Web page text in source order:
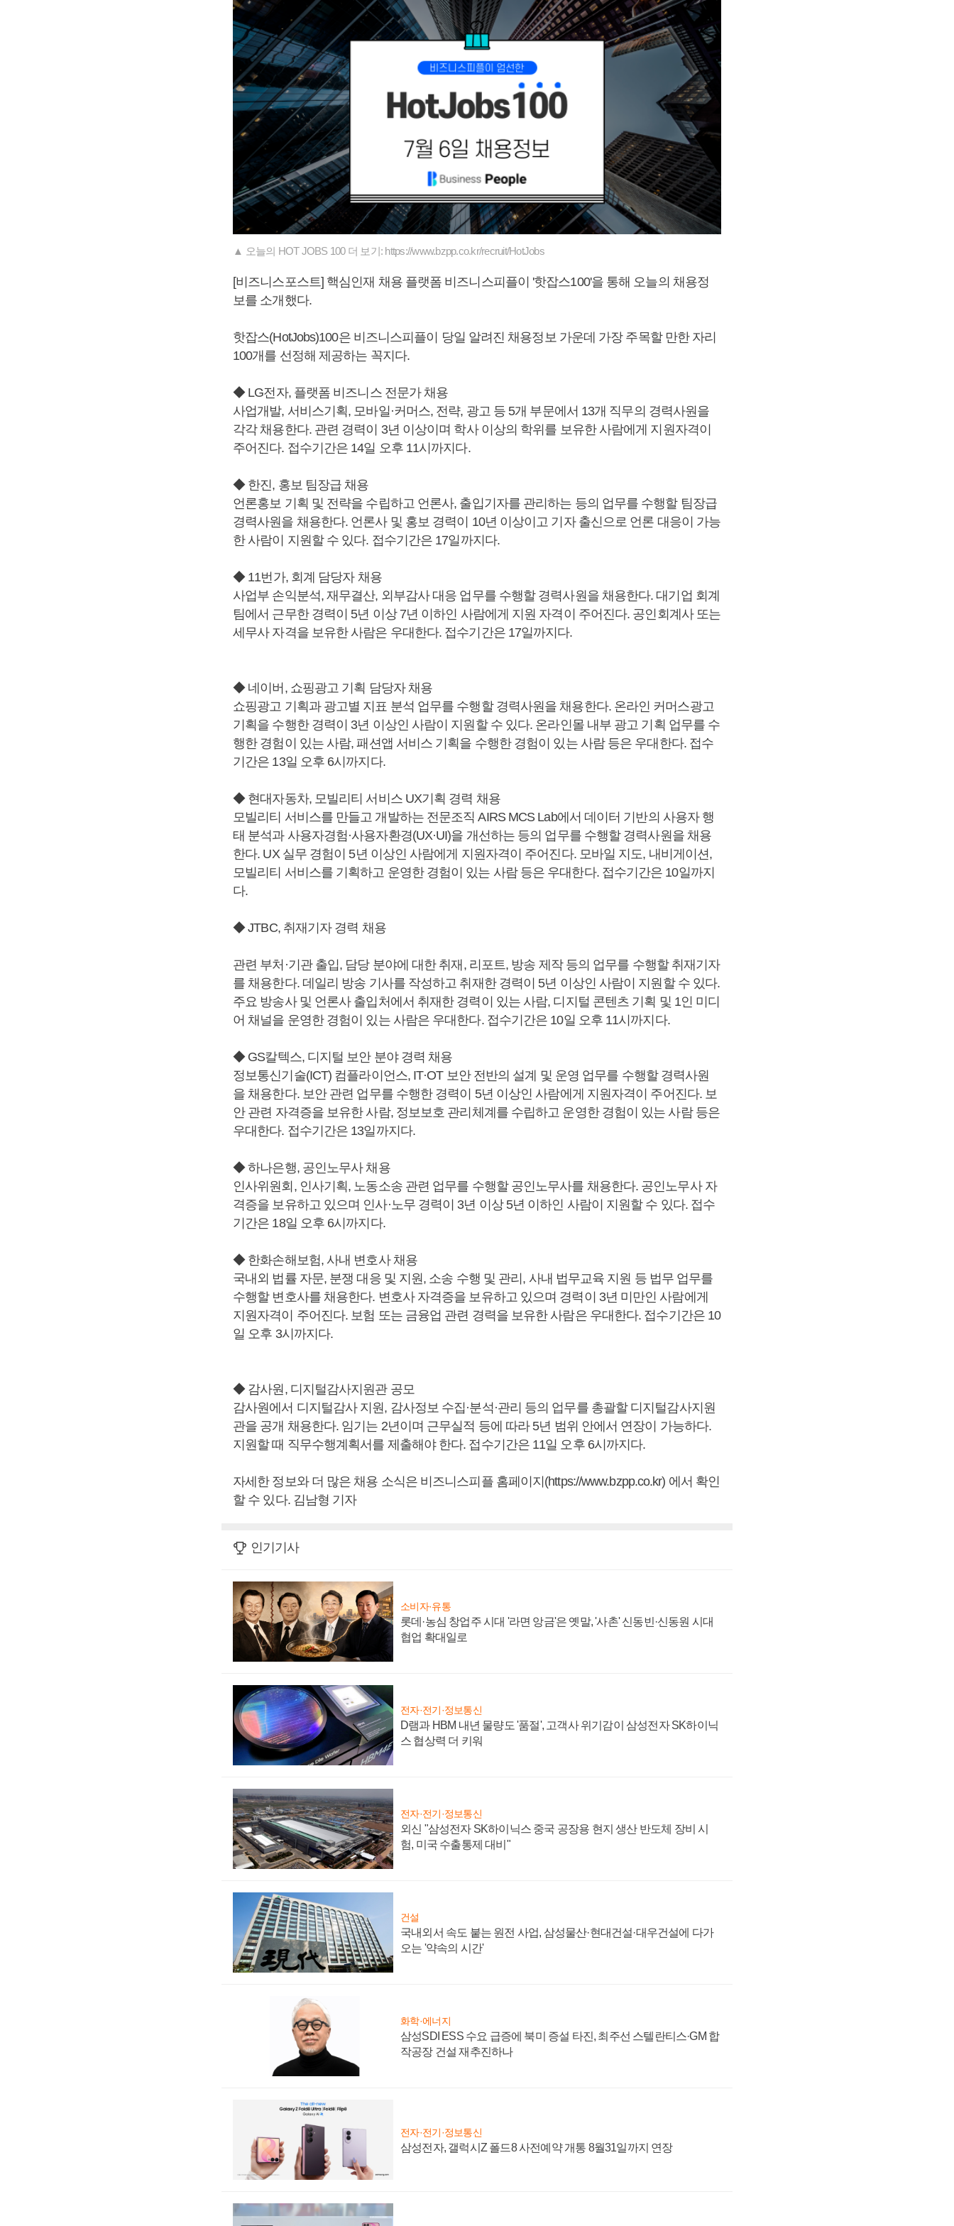
▲ 오늘의 HOT JOBS 100 더 보기: https://www.bzpp.co.kr/recruit/HotJobs
[비즈니스포스트] 핵심인재 채용 플랫폼 비즈니스피플이 '핫잡스100'을 통해 오늘의 채용정
보를 소개했다.
핫잡스(HotJobs)100은 비즈니스피플이 당일 알려진 채용정보 가운데 가장 주목할 만한 자리
100개를 선정해 제공하는 꼭지다.
◆ LG전자, 플랫폼 비즈니스 전문가 채용
사업개발, 서비스기획, 모바일·커머스, 전략, 광고 등 5개 부문에서 13개 직무의 경력사원을
각각 채용한다. 관련 경력이 3년 이상이며 학사 이상의 학위를 보유한 사람에게 지원자격이
주어진다. 접수기간은 14일 오후 11시까지다.
◆ 한진, 홍보 팀장급 채용
언론홍보 기획 및 전략을 수립하고 언론사, 출입기자를 관리하는 등의 업무를 수행할 팀장급
경력사원을 채용한다. 언론사 및 홍보 경력이 10년 이상이고 기자 출신으로 언론 대응이 가능
한 사람이 지원할 수 있다. 접수기간은 17일까지다.
◆ 11번가, 회계 담당자 채용
사업부 손익분석, 재무결산, 외부감사 대응 업무를 수행할 경력사원을 채용한다. 대기업 회계
팀에서 근무한 경력이 5년 이상 7년 이하인 사람에게 지원 자격이 주어진다. 공인회계사 또는
세무사 자격을 보유한 사람은 우대한다. 접수기간은 17일까지다.
◆ 네이버, 쇼핑광고 기획 담당자 채용
쇼핑광고 기획과 광고별 지표 분석 업무를 수행할 경력사원을 채용한다. 온라인 커머스광고
기획을 수행한 경력이 3년 이상인 사람이 지원할 수 있다. 온라인몰 내부 광고 기획 업무를 수
행한 경험이 있는 사람, 패션앱 서비스 기획을 수행한 경험이 있는 사람 등은 우대한다. 접수
기간은 13일 오후 6시까지다.
◆ 현대자동차, 모빌리티 서비스 UX기획 경력 채용
모빌리티 서비스를 만들고 개발하는 전문조직 AIRS MCS Lab에서 데이터 기반의 사용자 행
태 분석과 사용자경험·사용자환경(UX·UI)을 개선하는 등의 업무를 수행할 경력사원을 채용
한다. UX 실무 경험이 5년 이상인 사람에게 지원자격이 주어진다. 모바일 지도, 내비게이션,
모빌리티 서비스를 기획하고 운영한 경험이 있는 사람 등은 우대한다. 접수기간은 10일까지
다.
◆ JTBC, 취재기자 경력 채용
관련 부처·기관 출입, 담당 분야에 대한 취재, 리포트, 방송 제작 등의 업무를 수행할 취재기자
를 채용한다. 데일리 방송 기사를 작성하고 취재한 경력이 5년 이상인 사람이 지원할 수 있다.
주요 방송사 및 언론사 출입처에서 취재한 경력이 있는 사람, 디지털 콘텐츠 기획 및 1인 미디
어 채널을 운영한 경험이 있는 사람은 우대한다. 접수기간은 10일 오후 11시까지다.
◆ GS칼텍스, 디지털 보안 분야 경력 채용
정보통신기술(ICT) 컴플라이언스, IT·OT 보안 전반의 설계 및 운영 업무를 수행할 경력사원
을 채용한다. 보안 관련 업무를 수행한 경력이 5년 이상인 사람에게 지원자격이 주어진다. 보
안 관련 자격증을 보유한 사람, 정보보호 관리체계를 수립하고 운영한 경험이 있는 사람 등은
우대한다. 접수기간은 13일까지다.
◆ 하나은행, 공인노무사 채용
인사위원회, 인사기획, 노동소송 관련 업무를 수행할 공인노무사를 채용한다. 공인노무사 자
격증을 보유하고 있으며 인사·노무 경력이 3년 이상 5년 이하인 사람이 지원할 수 있다. 접수
기간은 18일 오후 6시까지다.
◆ 한화손해보험, 사내 변호사 채용
국내외 법률 자문, 분쟁 대응 및 지원, 소송 수행 및 관리, 사내 법무교육 지원 등 법무 업무를
수행할 변호사를 채용한다. 변호사 자격증을 보유하고 있으며 경력이 3년 미만인 사람에게
지원자격이 주어진다. 보험 또는 금융업 관련 경력을 보유한 사람은 우대한다. 접수기간은 10
일 오후 3시까지다.
◆ 감사원, 디지털감사지원관 공모
감사원에서 디지털감사 지원, 감사정보 수집·분석·관리 등의 업무를 총괄할 디지털감사지원
관을 공개 채용한다. 임기는 2년이며 근무실적 등에 따라 5년 범위 안에서 연장이 가능하다.
지원할 때 직무수행계획서를 제출해야 한다. 접수기간은 11일 오후 6시까지다.
자세한 정보와 더 많은 채용 소식은 비즈니스피플 홈페이지(https://www.bzpp.co.kr) 에서 확인
할 수 있다. 김남형 기자
인기기사
소비자·유통
롯데·농심 창업주 시대 '라면 앙금'은 옛말, '사촌' 신동빈·신동원 시대
협업 확대일로
전자·전기·정보통신
D램과 HBM 내년 물량도 '품절', 고객사 위기감이 삼성전자 SK하이닉
스 협상력 더 키워
전자·전기·정보통신
외신 "삼성전자 SK하이닉스 중국 공장용 현지 생산 반도체 장비 시
험, 미국 수출통제 대비"
건설
국내외서 속도 붙는 원전 사업, 삼성물산·현대건설·대우건설에 다가
오는 '약속의 시간'
화학·에너지
삼성SDI ESS 수요 급증에 북미 증설 타진, 최주선 스텔란티스·GM 합
작공장 건설 재추진하나
전자·전기·정보통신
삼성전자, 갤럭시Z 폴드8 사전예약 개통 8월31일까지 연장